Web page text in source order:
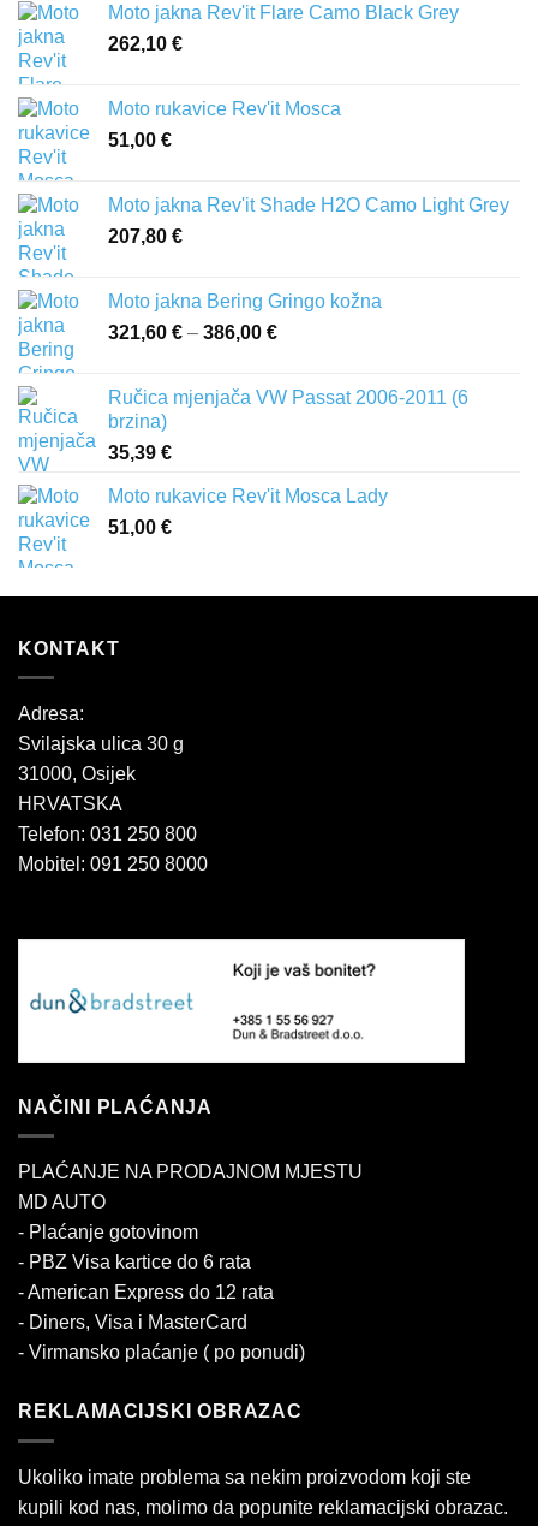
Moto jakna Rev'it Flare Camo Black Grey
262,10 €
Moto rukavice Rev'it Mosca
51,00 €
Moto jakna Rev'it Shade H2O Camo Light Grey
207,80 €
Moto jakna Bering Gringo kožna
321,60 € – 386,00 €
321,60 €
Ručica mjenjača VW Passat 2006-2011 (6
brzina)
35,39 €
Moto rukavice Rev'it Mosca Lady
51,00 €
KONTAKT
Adresa:
Svilajska ulica 30 g
31000, Osijek
HRVATSKA
Telefon: 031 250 800
Mobitel: 091 250 8000
NAČINI PLAĆANJA
PLAĆANJE NA PRODAJNOM MJESTU
MD AUTO
- Plaćanje gotovinom
- PBZ Visa kartice do 6 rata
- American Express do 12 rata
- Diners, Visa i MasterCard
- Virmansko plaćanje ( po ponudi)
REKLAMACIJSKI OBRAZAC
Ukoliko imate problema sa nekim proizvodom koji ste
kupili kod nas, molimo da popunite reklamacijski obrazac.